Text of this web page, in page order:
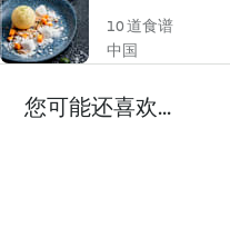
10 道食谱
中国
您可能还喜欢...